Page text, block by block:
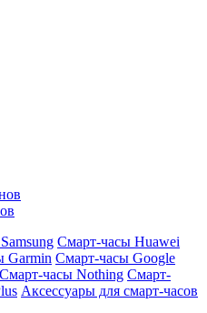
Смарт-часы Huawei
Garmin Смарт-часы Google
Смарт-часы Nothing Смарт-
Аксессуары для смарт-часов